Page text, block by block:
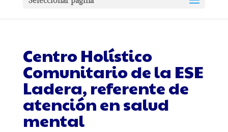
Centro Holístico
Comunitario de la ESE
Ladera, referente de
atención en salud
mental